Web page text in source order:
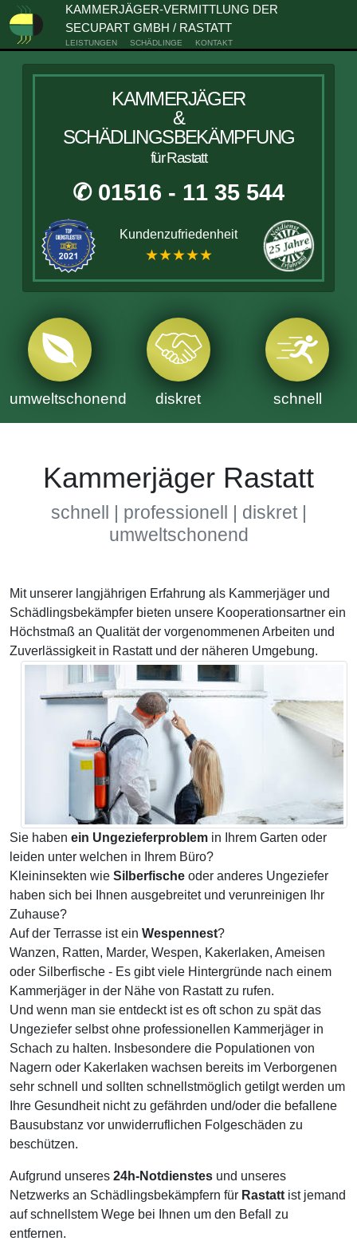
KAMMERJÄGER-VERMITTLUNG DER
SECUPART GMBH / RASTATT
LEISTUNGEN SCHÄDLINGE KONTAKT
KAMMERJÄGER
&
SCHÄDLINGSBEKÄMPFUNG
für Rastatt
✆ 01516 - 11 35 544
Kundenzufriedenheit
★★★★★
umweltschonend diskret schnell
Kammerjäger Rastatt
schnell | professionell | diskret |
umweltschonend
Mit unserer langjährigen Erfahrung als Kammerjäger und
Schädlingsbekämpfer bieten unsere Kooperationsartner ein
Höchstmaß an Qualität der vorgenommenen Arbeiten und
Zuverlässigkeit in Rastatt und der näheren Umgebung.
Sie haben ein Ungezieferproblem in Ihrem Garten oder
leiden unter welchen in Ihrem Büro?
Kleininsekten wie Silberfische oder anderes Ungeziefer
haben sich bei Ihnen ausgebreitet und verunreinigen Ihr
Zuhause?
Auf der Terrasse ist ein Wespennest?
Wanzen, Ratten, Marder, Wespen, Kakerlaken, Ameisen
oder Silberfische - Es gibt viele Hintergründe nach einem
Kammerjäger in der Nähe von Rastatt zu rufen.
Und wenn man sie entdeckt ist es oft schon zu spät das
Ungeziefer selbst ohne professionellen Kammerjäger in
Schach zu halten. Insbesondere die Populationen von
Nagern oder Kakerlaken wachsen bereits im Verborgenen
sehr schnell und sollten schnellstmöglich getilgt werden um
Ihre Gesundheit nicht zu gefährden und/oder die befallene
Bausubstanz vor unwiderruflichen Folgeschäden zu
beschützen.
Aufgrund unseres 24h-Notdienstes und unseres
Netzwerks an Schädlingsbekämpfern für Rastatt ist jemand
auf schnellstem Wege bei Ihnen um den Befall zu
entfernen.